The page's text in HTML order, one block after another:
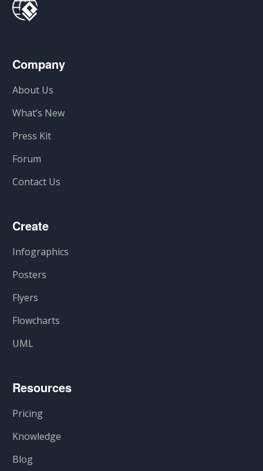
Company
About Us
What’s New
Press Kit
Forum
Contact Us
Create
Infographics
Posters
Flyers
Flowcharts
UML
Resources
Pricing
Knowledge
Blog